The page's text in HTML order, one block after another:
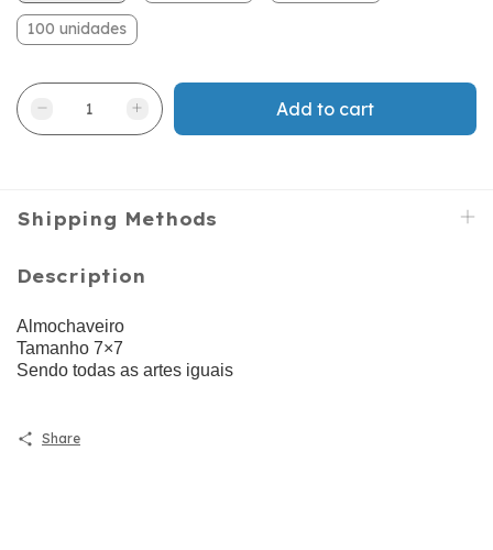
100 unidades
Shipping Methods
Description
Almochaveiro
Tamanho 7×7
Sendo todas as artes iguais
Share